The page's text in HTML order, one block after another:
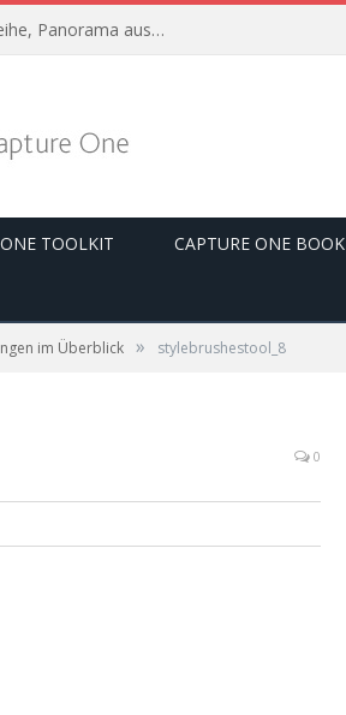
Capture One 22 Im Überblick: HDR-Belichtungsreihe, Panorama aus Einzelbildern, Horizont automatisch ausrichten
TOOLKIT CAPTURE ONE BOOK
im Überblick » stylebrushestool_8
0